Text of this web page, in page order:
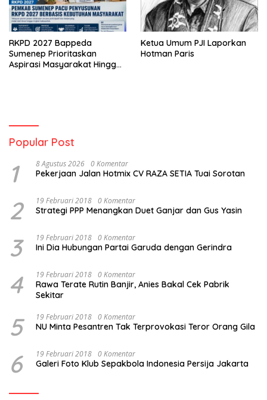
RKPD 2027 Bappeda
Sumenep Prioritaskan
Aspirasi Masyarakat Hingga
Ketua Umum PJI Laporkan
Hotman Paris
Popular Post
1 8 Agustus 2026 0 Komentar
Pekerjaan Jalan Hotmix CV RAZA SETIA Tuai Sorotan
2 19 Februari 2018 0 Komentar
Strategi PPP Menangkan Duet Ganjar dan Gus Yasin
3 19 Februari 2018 0 Komentar
Ini Dia Hubungan Partai Garuda dengan Gerindra
4 19 Februari 2018 0 Komentar
Rawa Terate Rutin Banjir, Anies Bakal Cek Pabrik
Sekitar
5 19 Februari 2018 0 Komentar
NU Minta Pesantren Tak Terprovokasi Teror Orang Gila
6 19 Februari 2018 0 Komentar
Galeri Foto Klub Sepakbola Indonesia Persija Jakarta